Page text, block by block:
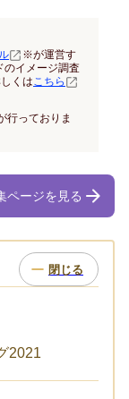
いTOP
ギフト
※が運営す
イメージ調査
くはこちら
行っておりま
ページを見る
2021